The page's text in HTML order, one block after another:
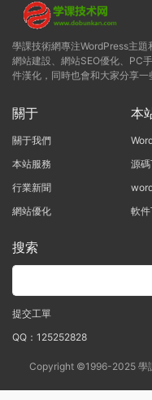
學課技術網專注WordPress主
網站建設、網站SEO優化、PC
件漢化，同時也會和大家分享一
關于
關于我們
本站服務
行業新聞
網站優化
本
源
軟
搜索
提交工單
QQ：125252828
Copyright ©1996-2025 學